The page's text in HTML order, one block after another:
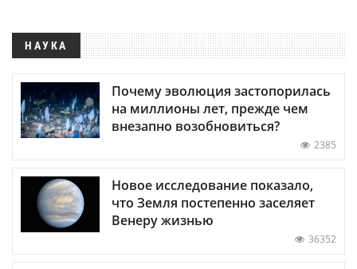
НАУКА
Почему эволюция застопорилась
на миллионы лет, прежде чем
внезапно возобновиться?
2385
Новое исследование показало,
что Земля постепенно заселяет
Венеру жизнью
36352